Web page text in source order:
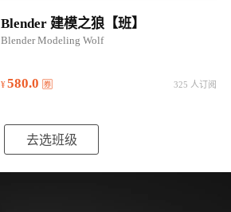
Blender 建模之狼【班】
Blender Modeling Wolf
580.0 325 人订阅
去选班级